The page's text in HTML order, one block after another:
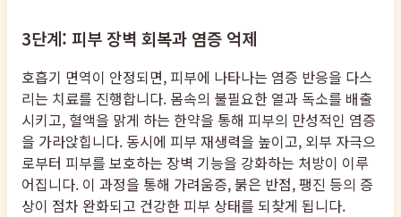
3단계: 피부 장벽 회복과 염증 억제
호흡기 면역이 안정되면, 피부에 나타나는 염증 반응을 다스
리는 치료를 진행합니다. 몸속의 불필요한 열과 독소를 배출
시키고, 혈액을 맑게 하는 한약을 통해 피부의 만성적인 염증
을 가라앉힙니다. 동시에 피부 재생력을 높이고, 외부 자극으
로부터 피부를 보호하는 장벽 기능을 강화하는 처방이 이루
어집니다. 이 과정을 통해 가려움증, 붉은 반점, 팽진 등의 증
상이 점차 완화되고 건강한 피부 상태를 되찾게 됩니다.